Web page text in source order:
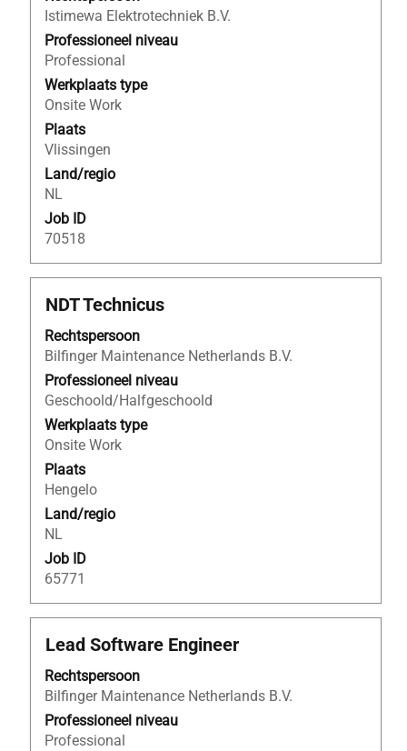
Istimewa Elektrotechniek B.V.
Professioneel niveau
Professional
Werkplaats type
Onsite Work
Plaats
Vlissingen
Land/regio
NL
Job ID
70518
om
de
volledige
inhoud
van
de
functiegegevens
weer
te
geven.
Titel
NDT Technicus
Rechtspersoon
Bilfinger Maintenance Netherlands B.V.
Professioneel niveau
Geschoold/Halfgeschoold
Werkplaats type
Onsite Work
Plaats
Hengelo
Land/regio
NL
Job ID
65771
Selecteer
spatiebalk
om
de
volledige
inhoud
van
de
functiegegevens
weer
te
geven.
Titel
Lead Software Engineer
Rechtspersoon
Bilfinger Maintenance Netherlands B.V.
Professioneel niveau
Professional
Selecteer
spatiebalk
om
de
volledige